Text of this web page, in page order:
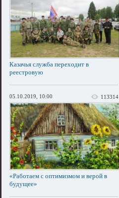
Казачья служба переходит в
реестровую
113314
05.10.2019, 10:00
«Работаем с оптимизмом и верой в
будущее»